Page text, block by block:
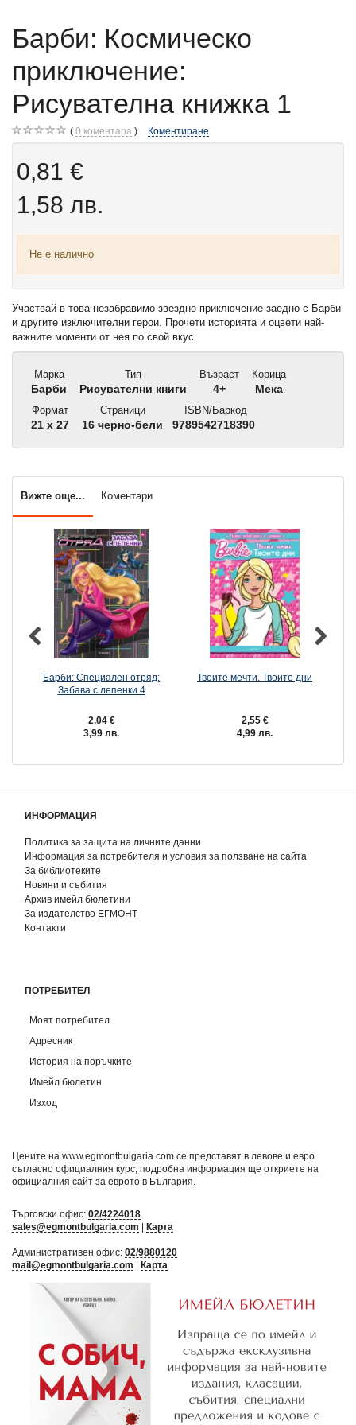
Барби: Космическо
приключение:
Рисувателна книжка 1
0 коментара Коментиране
0,81 €
1,58 лв.
Не е налично
Участвай в това незабравимо звездно приключение заедно с Барби
и другите изключителни герои. Прочети историята и оцвети най-
важните моменти от нея по свой вкус.
Марка
Барби
Тип
Рисувателни книги
Възраст
4+
Корица
Мека
Формат
21 x 27
Страници
16 черно-бели
ISBN/Баркод
9789542718390
Вижте още... Коментари
Барби: Специален отряд:
Забава с лепенки 4
2,04 €
3,99 лв.
Твоите мечти. Твоите дни
2,55 €
4,99 лв.
ИНФОРМАЦИЯ
Политика за защита на личните данни
Информация за потребителя и условия за ползване на сайта
За библиотеките
Новини и събития
Архив имейл бюлетини
За издателство ЕГМОНТ
Контакти
ПОТРЕБИТЕЛ
Моят потребител
Адресник
История на поръчките
Имейл бюлетин
Изход
Цените на www.egmontbulgaria.com се представят в левове и евро
съгласно официалния курс; подробна информация ще откриете на
официалния сайт за еврото в България
Търговски офис: 02/4224018
sales@egmontbulgaria.com
Карта
Административен офис: 02/9880120
mail@egmontbulgaria.com
Карта